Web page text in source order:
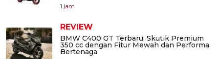
1 jam
REVIEW
BMW C400 GT Terbaru: Skutik Premium
350 cc dengan Fitur Mewah dan Performa
Bertenaga